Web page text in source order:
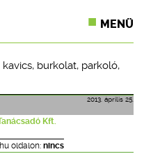
MENÜ
kavics, burkolat, parkoló,
2013. április 25.
Kft.
oldalon: nincs